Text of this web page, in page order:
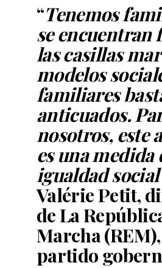
“Tenemos
se encuentran
las casillas
modelos
familiares
anticuados.
nosotros, este
es una medida
igualdad
Valérie Petit,
de La
Marcha
partido